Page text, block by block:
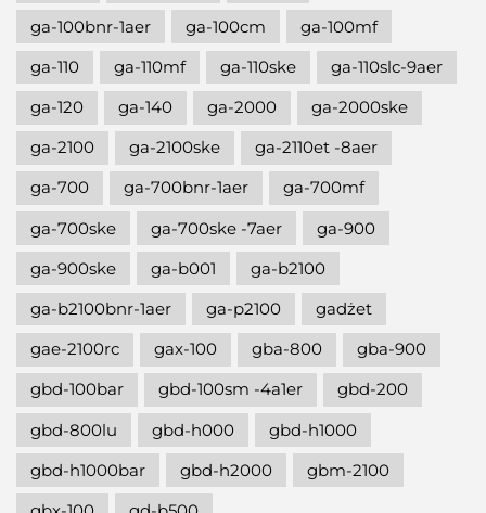
ga-100bnr-1aer ga-100cm
ga-100mf
ga-110
ga-110mf ga-110ske
ga-110slc-9aer
ga-120
ga-140 ga-2000
ga-2000ske
ga-2100
ga-2100ske
ga-2110et -8aer
ga-700
ga-700bnr-1aer
ga-700mf
ga-700ske
ga-700ske -7aer
ga-900
ga-900ske
ga-b001
ga-b2100
ga-b2100bnr-1aer
ga-p2100
gadżet
gae-2100rc
gax-100 gba-800
gba-900
gbd-100bar
gbd-100sm -4a1er
gbd-200
gbd-800lu
gbd-h000
gbd-h1000
gbd-h1000bar
gbd-h2000
gbm-2100